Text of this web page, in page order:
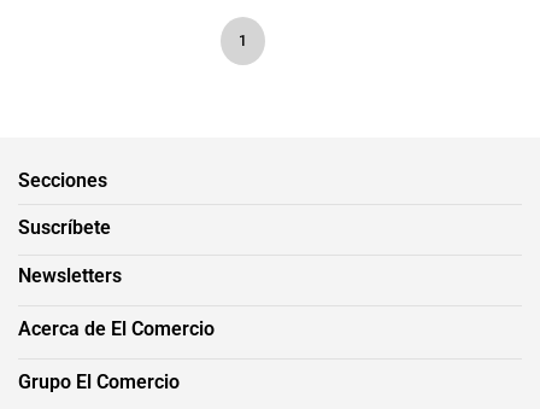
1
Secciones
Suscríbete
Newsletters
Acerca de El Comercio
Grupo El Comercio